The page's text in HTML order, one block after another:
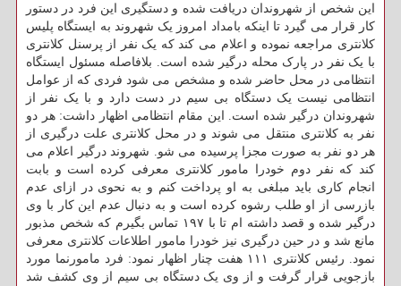
این شخص از شهروندان دریافت شده و دستگیری این فرد در دستور
کار قرار می گیرد تا اینکه بامداد امروز یک شهروند به ایستگاه پلیس
کلانتری مراجعه نموده و اعلام می کند که یک نفر از پرسنل کلانتری
با یک نفر در پارک محله درگیر شده است. بلافاصله مسئول ایستگاه
انتظامی در محل حاضر شده و مشخص می شود فردی که از عوامل
انتظامی نیست یک دستگاه بی سیم در دست دارد و با یک نفر از
شهروندان درگیر شده است. این مقام انتظامی اظهار داشت: هر دو
نفر به کلانتری منتقل می شوند و در محل کلانتری علت درگیری از
هر دو نفر به صورت مجزا پرسیده می شو. شهروند درگیر اعلام می
کند که نفر دوم خودرا مامور کلانتری معرفی کرده است و بابت
انجام کاری باید مبلغی به او پرداخت کنم و به نحوی در ازای عدم
بازرسی از او طلب رشوه کرده است و به دنبال عدم این کار با وی
درگیر شده و قصد داشته ام تا با ۱۹۷ تماس بگیرم که شخص مذبور
مانع شد و در حین درگیری نیز خودرا مامور اطلاعات کلانتری معرفی
نمود. رئیس کلانتری ۱۱۱ هفت چنار اظهار نمود: فرد مامورنما مورد
بازجویی قرار گرفت و از وی یک دستگاه بی سیم از وی کشف شد